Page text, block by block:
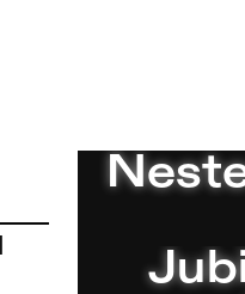
Theater in
Aktuell